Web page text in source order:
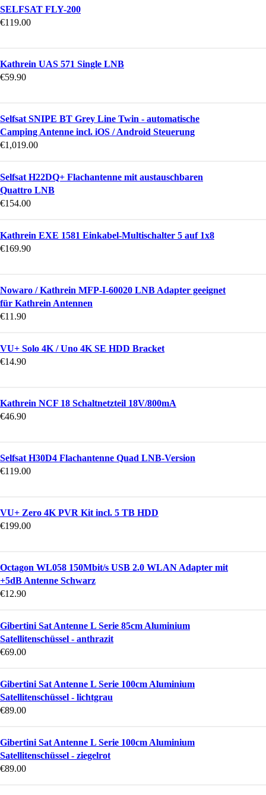
SELFSAT FLY-200
€119.00
Kathrein UAS 571 Single LNB
€59.90
Selfsat SNIPE BT Grey Line Twin - automatische
Camping Antenne incl. iOS / Android Steuerung
€1,019.00
Selfsat H22DQ+ Flachantenne mit austauschbaren
Quattro LNB
€154.00
Kathrein EXE 1581 Einkabel-Multischalter 5 auf 1x8
€169.90
Nowaro / Kathrein MFP-I-60020 LNB Adapter geeignet
für Kathrein Antennen
€11.90
VU+ Solo 4K / Uno 4K SE HDD Bracket
€14.90
Kathrein NCF 18 Schaltnetzteil 18V/800mA
€46.90
Selfsat H30D4 Flachantenne Quad LNB-Version
€119.00
VU+ Zero 4K PVR Kit incl. 5 TB HDD
€199.00
Octagon WL058 150Mbit/s USB 2.0 WLAN Adapter mit
+5dB Antenne Schwarz
€12.90
Gibertini Sat Antenne L Serie 85cm Aluminium
Satellitenschüssel - anthrazit
€69.00
Gibertini Sat Antenne L Serie 100cm Aluminium
Satellitenschüssel - lichtgrau
€89.00
Gibertini Sat Antenne L Serie 100cm Aluminium
Satellitenschüssel - ziegelrot
€89.00